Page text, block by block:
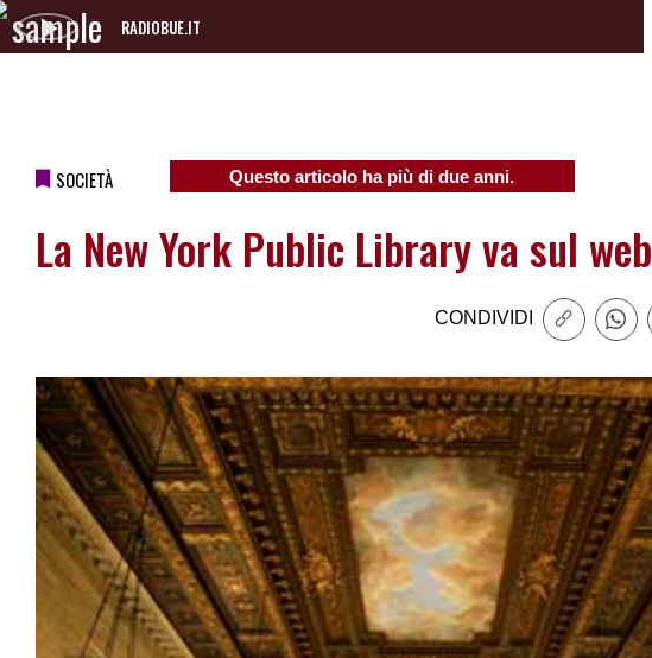
RADIOBUE.IT
Audio
SOCIETÀ Questo articolo ha più di due anni.
La New York Public Library va sul web
CONDIVIDI